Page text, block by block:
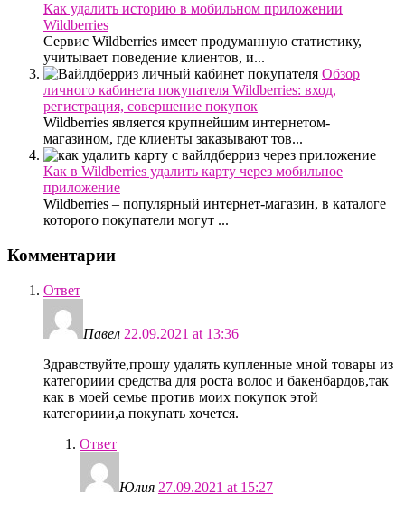
Как удалить историю в мобильном приложении
Wildberries
Сервис Wildberries имеет продуманную статистику,
учитывает поведение клиентов, и...
Обзор
личного кабинета покупателя Wildberries: вход,
регистрация, совершение покупок
Wildberries является крупнейшим интернетом-
магазином, где клиенты заказывают тов...
Как в Wildberries удалить карту через мобильное
приложение
Wildberries – популярный интернет-магазин, в каталоге
которого покупатели могут ...
Комментарии
Ответ
Павел 22.09.2021 at 13:36
Здравствуйте,прошу удалять купленные мной товары из
категориии средства для роста волос и бакенбардов,так
как в моей семье против моих покупок этой
категориии,а покупать хочется.
Ответ
Юлия 27.09.2021 at 15:27